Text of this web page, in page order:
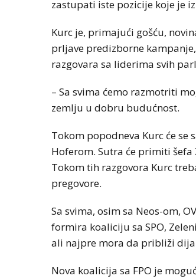
zastupati iste pozicije koje je
Kurc je, primajući gošću,
prljave predizborne
razgovara sa liderima svih
– Sa svima ćemo razmotriti
zemlju u dobru budućnost.
Tokom popodneva Kurc će
Hoferom. Sutra će primiti šefa
Tokom tih razgovora Kurc
pregovore.
Sa svima, osim sa Neos-om,
formira koaliciju sa SPO,
ali najpre mora da približi
Nova koalicija sa FPO je